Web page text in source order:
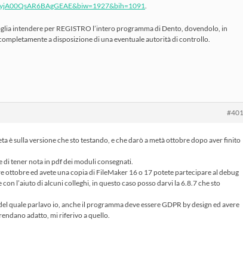
intendere per REGISTRO l’intero programma di Dento, dovendolo, in
a disposizione di una eventuale autorità di controllo.
è sulla versione che sto testando, e che darò a metà ottobre dopo aver finito
di tener nota in pdf dei moduli consegnati.
ottobre ed avete una copia di FileMaker 16 o 17 potete partecipare al debug
con l’aiuto di alcuni colleghi, in questo caso posso darvi la 6.8.7 che sto
quale parlavo io, anche il programma deve essere GDPR by design ed avere
adatto, mi riferivo a quello.